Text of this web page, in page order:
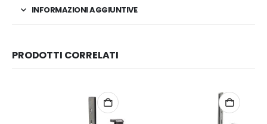
INFORMAZIONI AGGIUNTIVE
PRODOTTI CORRELATI